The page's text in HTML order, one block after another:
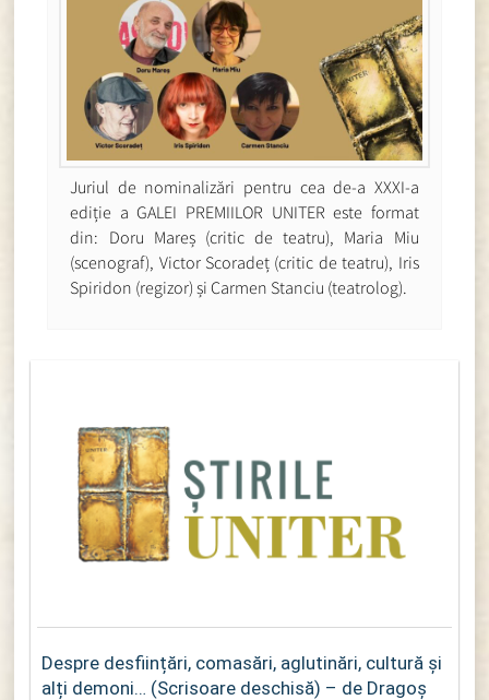
Juriul de nominalizări pentru cea de-a XXXI-a
ediție a GALEI PREMIILOR UNITER este format
din: Doru Mareș (critic de teatru), Maria Miu
(scenograf), Victor Scoradeț (critic de teatru), Iris
Spiridon (regizor) și Carmen Stanciu (teatrolog).
Despre desființări, comasări, aglutinări, cultură și
alți demoni… (Scrisoare deschisă) – de Dragoș